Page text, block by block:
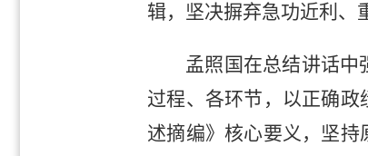
辑，坚决摒弃急功近利、
孟照国在总结讲话中
过程、各环节，以正确
述摘编》核心要义，坚